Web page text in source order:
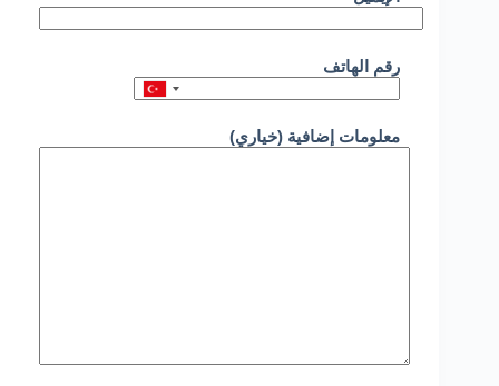
رقم الهاتف
معلومات إضافية (خياري)